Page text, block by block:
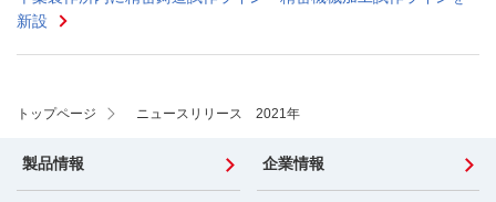
新設
トップページ ニュースリリース 2021年
製品情報 企業情報